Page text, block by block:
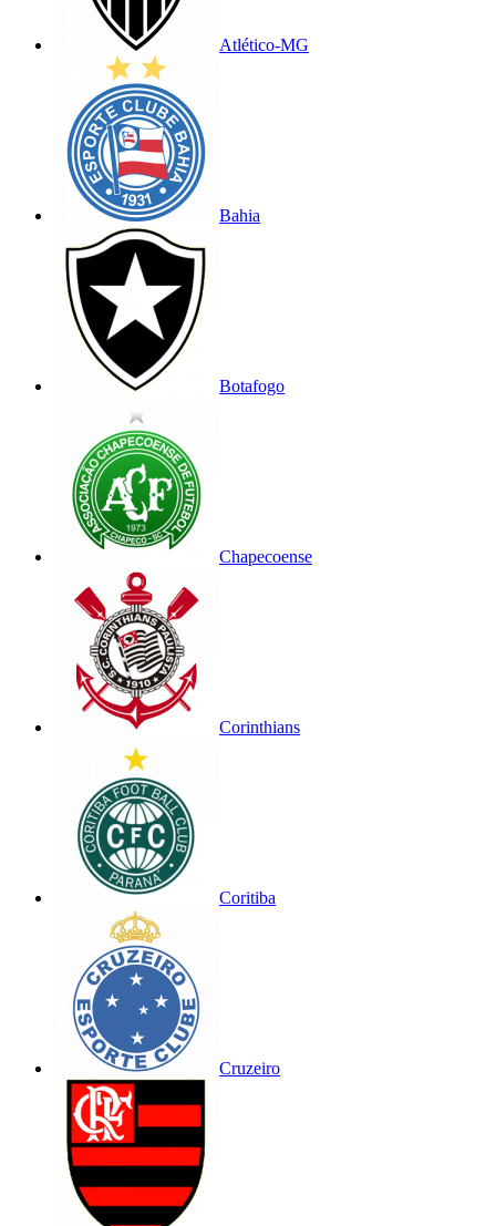
Atlético-MG
Bahia
Botafogo
Chapecoense
Corinthians
Coritiba
Cruzeiro